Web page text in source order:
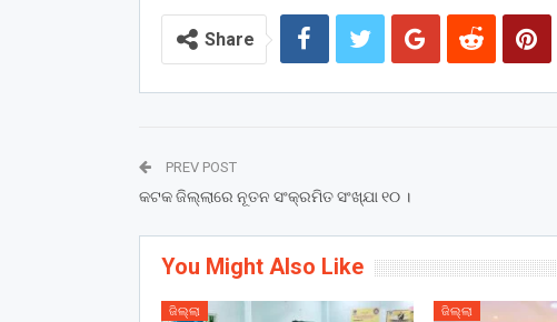
Share
PREV POST
କଟକ ଜିଲ୍ଲାରେ ନୂତନ ସଂକ୍ରମିତ ସଂଖ୍ଯା ୧୦ ।
You Might Also Like
ଜିଲ୍ଲା ଜିଲ୍ଲା